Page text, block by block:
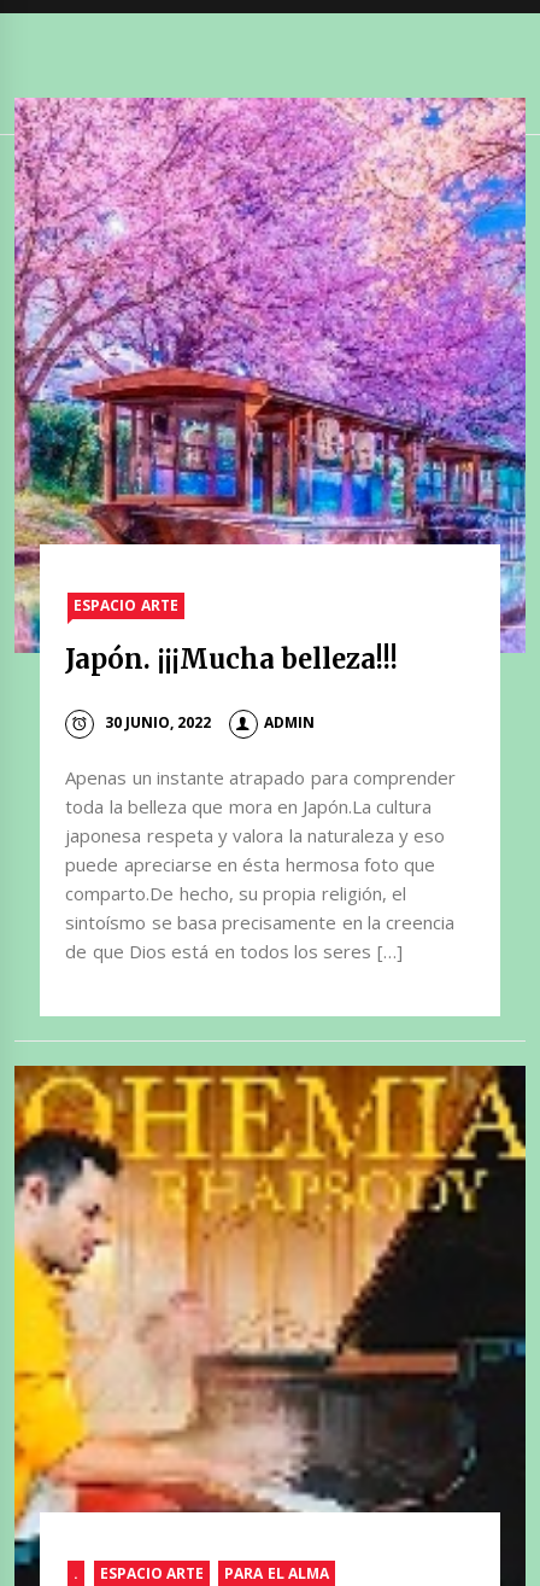
ESPACIO ARTE
Japón. ¡¡¡Mucha belleza!!!
30 JUNIO, 2022 ADMIN
Apenas un instante atrapado para comprender
toda la belleza que mora en Japón.La cultura
japonesa respeta y valora la naturaleza y eso
puede apreciarse en ésta hermosa foto que
comparto.De hecho, su propia religión, el
sintoísmo se basa precisamente en la creencia
de que Dios está en todos los seres […]
. ESPACIO ARTE PARA EL ALMA